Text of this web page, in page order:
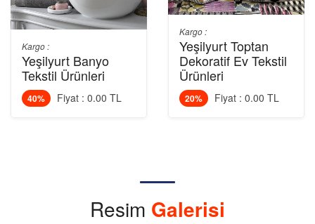
Kargo :
Yeşilyurt Banyo
Tekstil Ürünleri
40% Fiyat : 0.00 TL
Kargo :
Yeşilyurt Toptan
Dekoratif Ev Tekstil
Ürünleri
20% Fiyat : 0.00 TL
Resim Galerisi